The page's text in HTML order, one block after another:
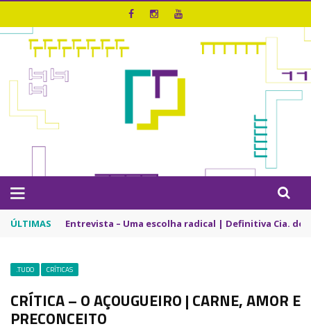
ÚLTIMAS Entrevista – Uma escolha radical | Definitiva Cia. de
.TUDO CRÍTICAS
CRÍTICA – O AÇOUGUEIRO | CARNE, AMOR E
PRECONCEITO